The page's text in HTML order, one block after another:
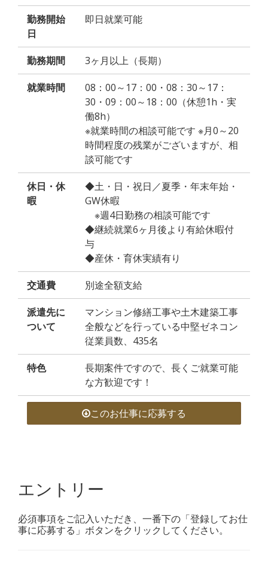
勤務開始
日
即日就業可能
勤務期間 3ヶ月以上（長期）
就業時間
08：00～17：00・08：30～17：
30・09：00～18：00（休憩1h・実
働8h）
※就業時間の相談可能です ※月0～20
時間程度の残業がございますが、相
談可能です
休日・休
暇
◆土・日・祝日／夏季・年末年始・
GW休暇
※週4日勤務の相談可能です
◆継続就業6ヶ月後より有給休暇付
与
◆産休・育休実績有り
交通費 別途全額支給
派遣先に
ついて
マンション修繕工事や土木建築工事
全般などを行っている中堅ゼネコン
従業員数、435名
特色
長期案件ですので、長くご就業可能
な方歓迎です！
このお仕事に応募する
エントリー
必須事項をご記入いただき、一番下の「登録してお仕
事に応募する」ボタンをクリックしてください。